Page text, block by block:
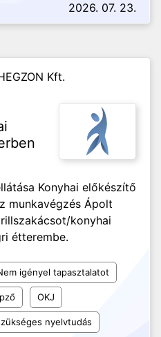
2026. 07. 23.
Kft.
Konyhai előkészítő
munkavégzés Ápolt
konyhai
étterembe.
igényel tapasztalatot
OKJ
nyelvtudás